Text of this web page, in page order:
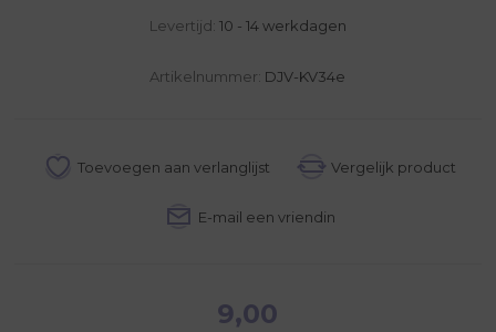
Levertijd: 10 - 14 werkdagen
Artikelnummer: DJV-KV34e
9,00